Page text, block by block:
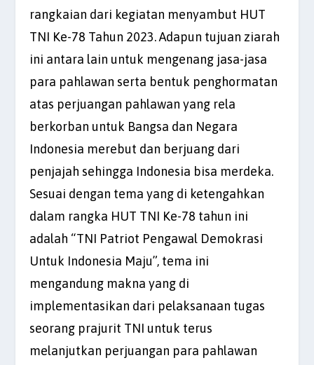
rangkaian dari kegiatan menyambut HUT
TNI Ke-78 Tahun 2023. Adapun tujuan ziarah
ini antara lain untuk mengenang jasa-jasa
para pahlawan serta bentuk penghormatan
atas perjuangan pahlawan yang rela
berkorban untuk Bangsa dan Negara
Indonesia merebut dan berjuang dari
penjajah sehingga Indonesia bisa merdeka.
Sesuai dengan tema yang di ketengahkan
dalam rangka HUT TNI Ke-78 tahun ini
adalah “TNI Patriot Pengawal Demokrasi
Untuk Indonesia Maju”, tema ini
mengandung makna yang di
implementasikan dari pelaksanaan tugas
seorang prajurit TNI untuk terus
melanjutkan perjuangan para pahlawan